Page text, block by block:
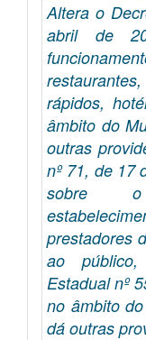
Altera o
abril de
rápidos,
âmbito do
outras
nº 71, de 17
sobre o
prestadores
ao
Estadual nº
no âmbito
dá outras